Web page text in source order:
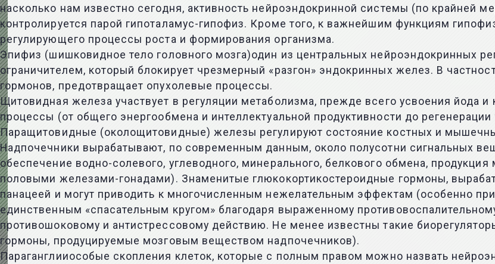
насколько нам известно сегодня, активность нейроэндокринной системы (по крайней
контролируется парой гипоталамус-гипофиз. Кроме того, к важнейшим функциям
регулирующего процессы роста и формирования организма.
Эпифиз (шишковидное тело головного мозга)один из центральных нейроэндокринных
ограничителем, который блокирует чрезмерный «разгон» эндокринных желез. В
гормонов, предотвращает опухолевые процессы.
Щитовидная железа участвует в регуляции метаболизма, прежде всего усвоения йода
процессы (от общего энергообмена и интеллектуальной продуктивности до регенерации
Паращитовидные (околощитовидные) железы регулируют состояние костных и
Надпочечники вырабатывают, по современным данным, около полусотни сигнальных
обеспечение водно-солевого, углеводного, минерального, белкового обмена,
половыми железами-гонадами). Знаменитые глюкокортикостероидные гормоны,
панацеей и могут приводить к многочисленным нежелательным эффектам (особенно
единственным «спасательным кругом» благодаря выраженному
противошоковому и антистрессовому действию. Не менее известны такие
гормоны, продуцируемые мозговым веществом надпочечников).
Параганглииособые скопления клеток, которые с полным правом можно назвать